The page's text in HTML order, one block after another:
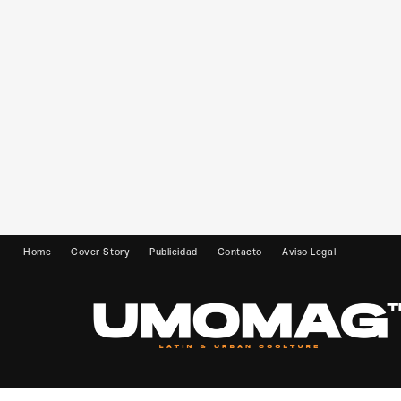
Home Cover Story Publicidad Contacto Aviso Legal